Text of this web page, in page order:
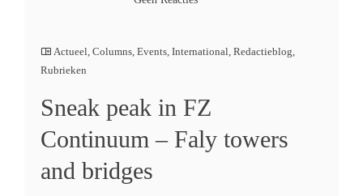
Actueel, Columns, Events, International, Redactieblog,
Rubrieken
Sneak peak in FZ
Continuum – Faly towers
and bridges